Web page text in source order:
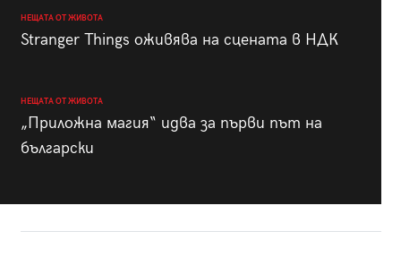
НЕЩАТА ОТ ЖИВОТА
Stranger Things оживява на сцената в НДК
НЕЩАТА ОТ ЖИВОТА
„Приложна магия“ идва за първи път на
български